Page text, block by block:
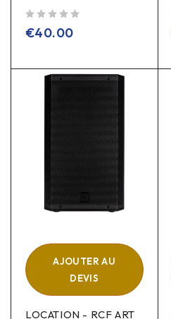
€40.00
AJOUTER AU
DEVIS
LOCATION - RCF ART